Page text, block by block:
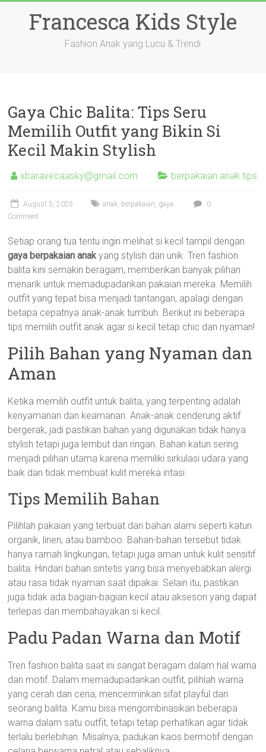
contentFrancesca Kids Style
Fashion Anak yang Lucu & Trendi
Gaya Chic Balita: Tips Seru
Memilih Outfit yang Bikin Si
Kecil Makin Stylish
xbaravecaasky@gmail.com berpakaian anak tips
August 5, 2025 anak, berpakaian, gaya
0
Comment
Setiap orang tua tentu ingin melihat si kecil tampil dengan
gaya berpakaian anakyang stylish dan unik. Tren fashion
balita kini semakin beragam, memberikan banyak pilihan
menarik untuk memadupadankan pakaian mereka. Memilih
outfit yang tepat bisa menjadi tantangan, apalagi dengan
betapa cepatnya anak-anak tumbuh. Berikut ini beberapa
tips memilih outfit anak agar si kecil tetap chic dan nyaman!
Pilih Bahan yang Nyaman dan
Aman
Ketika memilih outfit untuk balita, yang terpenting adalah
kenyamanan dan keamanan. Anak-anak cenderung aktif
bergerak, jadi pastikan bahan yang digunakan tidak hanya
stylish tetapi juga lembut dan ringan. Bahan katun sering
menjadi pilihan utama karena memiliki sirkulasi udara yang
baik dan tidak membuat kulit mereka iritasi.
Tips Memilih Bahan
Pilihlah pakaian yang terbuat dari bahan alami seperti katun
organik, linen, atau bamboo. Bahan-bahan tersebut tidak
hanya ramah lingkungan, tetapi juga aman untuk kulit sensitif
balita. Hindari bahan sintetis yang bisa menyebabkan alergi
atau rasa tidak nyaman saat dipakai. Selain itu, pastikan
juga tidak ada bagian-bagian kecil atau aksesori yang dapat
terlepas dan membahayakan si kecil.
Padu Padan Warna dan Motif
Tren fashion balita saat ini sangat beragam dalam hal warna
dan motif. Dalam memadupadankan outfit, pilihlah warna
yang cerah dan ceria, mencerminkan sifat playful dari
seorang balita. Kamu bisa mengombinasikan beberapa
warna dalam satu outfit, tetapi tetap perhatikan agar tidak
terlalu berlebihan. Misalnya, padukan kaos bermotif dengan